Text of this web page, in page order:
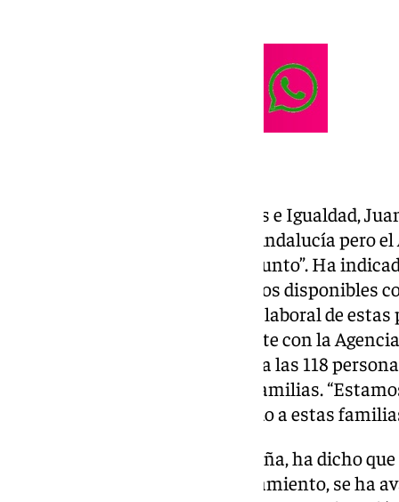
El concejal de Derechos Sociales e Igualdad,
competencia es de la Junta de Andalucía pero
una responsabilidad en este asunto”. Ha
estas personas todos los recursos disponibles
o educativas y en la reinserción laboral de
están trabajando conjuntamente con la
Andalucía (AVRA) para realojar a las 118
han conseguido realojar a dos familias.
viviendas para seguir reubicando a estas
La portavoz popular, Lourdes Piña, ha dicho
forma coordinada con el Ayuntamiento, se ha